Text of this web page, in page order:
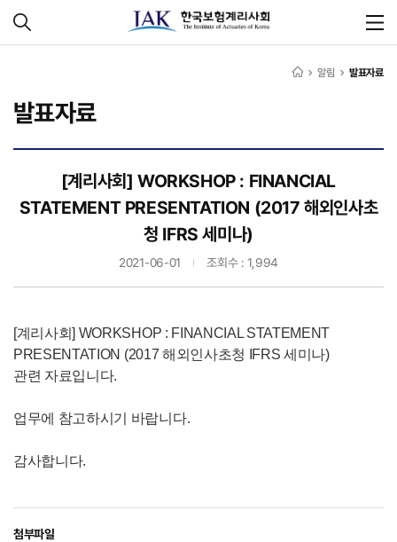
알림 발표자료
발표자료
[계리사회] WORKSHOP : FINANCIAL
STATEMENT PRESENTATION (2017 해외인사초
청 IFRS 세미나)
2021-06-01 조회수 : 1,994
[계리사회] WORKSHOP : FINANCIAL STATEMENT
PRESENTATION (2017 해외인사초청 IFRS 세미나)
관련 자료입니다.
업무에 참고하시기 바랍니다.
감사합니다.
첨부파일